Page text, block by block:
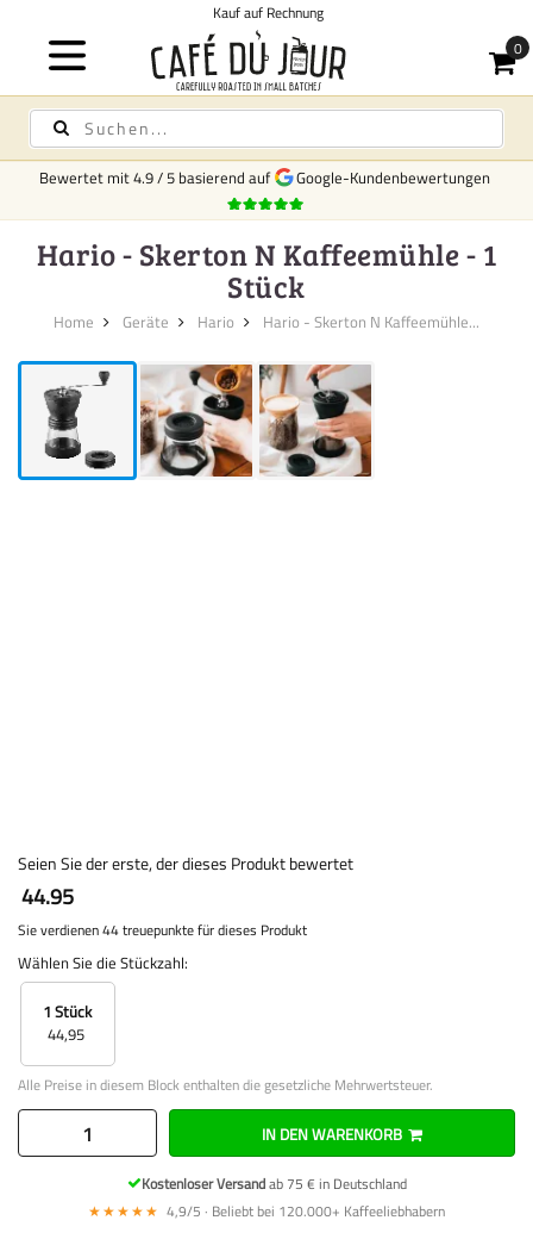
Kauf auf Rechnung
Bewertet mit4.9/5 basierend auf Google-Kundenbewertungen
Hario - Skerton N Kaffeemühle - 1
Stück
Home Geräte Hario Hario - Skerton N Kaffeemühle...
Seien Sie der erste, der dieses Produkt bewertet
44.95
Sie verdienen 44 treuepunkte für dieses Produkt
Wählen Sie die Stückzahl:
1 Stück
44,95
Alle Preise in diesem Block enthalten die gesetzliche Mehrwertsteuer.
IN DEN WARENKORB
Kostenloser Versandab 75 € in Deutschland
★★★★★ 4,9/5 · Beliebt bei 120.000+ Kaffeeliebhabern